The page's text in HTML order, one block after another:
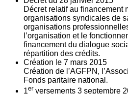
Décret relatif au financement
organisations syndicales de
organisations
l’organisation et le
financement du dialogue
répartition des crédits.
Création le 7 mars 2015
Création de l’AGFPN,
Fonds paritaire national.
1er versements 3 septembre